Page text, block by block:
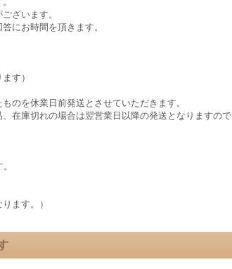
ざいます。
にお時間を頂きます。
す）
のを休業日前発送とさせていただきます。
在庫切れの場合は翌営業日以降の発送となりますので
ます。）